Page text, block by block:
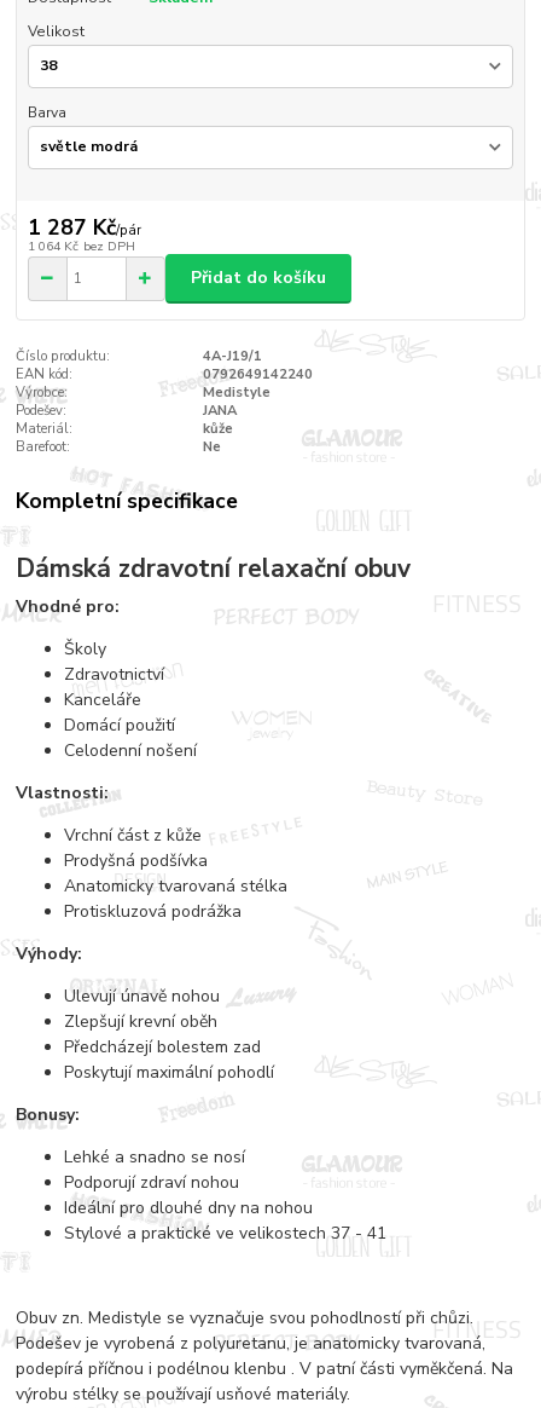
Velikost
Barva
1 287 Kč/pár
1 064 Kč bez DPH
Přidat do košíku
Číslo produktu:
4A-J19/1
EAN kód:
0792649142240
Výrobce:
Medistyle
Podešev:
JANA
Materiál:
kůže
Barefoot:
Ne
Kompletní specifikace
Dámská zdravotní relaxační obuv
Vhodné pro:
Školy
Zdravotnictví
Kanceláře
Domácí použití
Celodenní nošení
Vlastnosti:
Vrchní část z kůže
Prodyšná podšívka
Anatomicky tvarovaná stélka
Protiskluzová podrážka
Výhody:
Ulevují únavě nohou
Zlepšují krevní oběh
Předcházejí bolestem zad
Poskytují maximální pohodlí
Bonusy:
Lehké a snadno se nosí
Podporují zdraví nohou
Ideální pro dlouhé dny na nohou
Stylové a praktické ve velikostech 37 - 41
Obuv zn. Medistyle se vyznačuje svou pohodlností při chůzi.
Podešev je vyrobená z polyuretanu, je anatomicky tvarovaná,
podepírá příčnou i podélnou klenbu . V patní části vyměkčená. Na
výrobu stélky se používají usňové materiály.